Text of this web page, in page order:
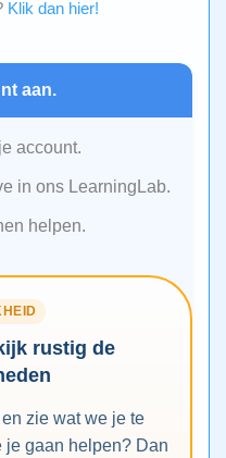
Klik dan hier!
aan.
account.
in ons LearningLab.
helpen.
rustig de
zie wat we je te
je gaan helpen? Dan